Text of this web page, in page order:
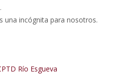
una incógnita para nosotros.
Río Esgueva